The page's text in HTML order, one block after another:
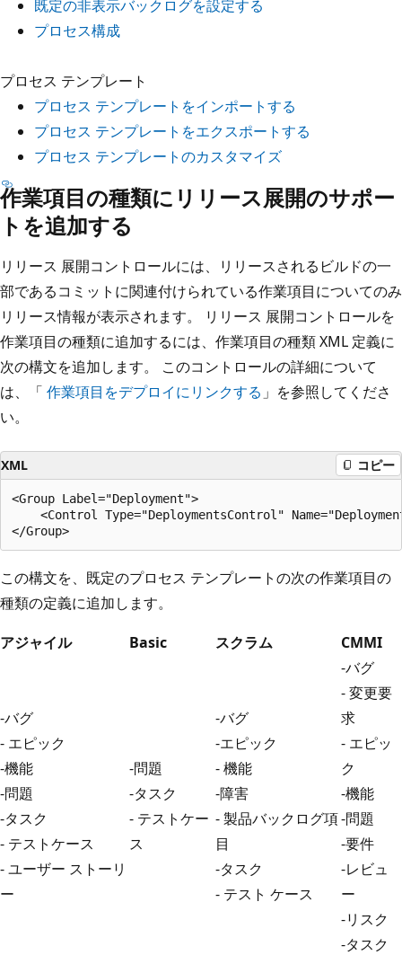
既定の非表示バックログを設定する
プロセス構成
プロセス テンプレート
プロセス テンプレートをインポートする
プロセス テンプレートをエクスポートする
プロセス テンプレートのカスタマイズ
作業項目の種類にリリース展開のサポー
トを追加する
リリース 展開コントロールには、リリースされるビルドの一
部であるコミットに関連付けられている作業項目についてのみ
リリース情報が表示されます。 リリース 展開コントロールを
作業項目の種類に追加するには、作業項目の種類 XML 定義に
次の構文を追加します。 このコントロールの詳細について
は、「 作業項目をデプロイにリンクする 」を参照してくださ
い。
XML コピー
<Group Label="Deployment">
<Control Type="DeploymentsControl"
この構文を、既定のプロセス テンプレートの次の作業項目の
種類の定義に追加します。
アジャイル
Basic スクラム CMMI
-バグ
- エピック
-機能
-問題
-タスク
- テストケース
- ユーザー ストーリ
ー
-問題
-タスク
- テストケー
ス
-バグ
-エピック
- 機能
-障害
- 製品バックログ項
目
-タスク
- テスト ケース
-バグ
- 変更要
求
- エピッ
ク
-機能
-問題
-要件
-レビュ
ー
-リスク
-タスク